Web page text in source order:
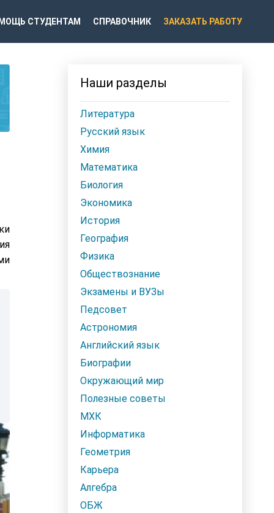
СТУДЕНТАМ СПРАВОЧНИК ЗАКАЗАТЬ РАБОТУ
Наши разделы
Литература
Русский язык
Химия
Математика
Биология
Экономика
История
География
Физика
Обществознание
Экзамены и ВУЗы
Педсовет
Астрономия
Английский язык
Биографии
Окружающий мир
Полезные советы
МХК
Информатика
Геометрия
Карьера
Алгебра
ОБЖ